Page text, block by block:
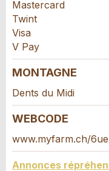
Nachricht
* Saisie
Pour des raisons
Mastercard
Twint
Visa
V Pay
MONTAGNE
Dents du Midi
WEBCODE
www.myfarm.ch/
Annonces